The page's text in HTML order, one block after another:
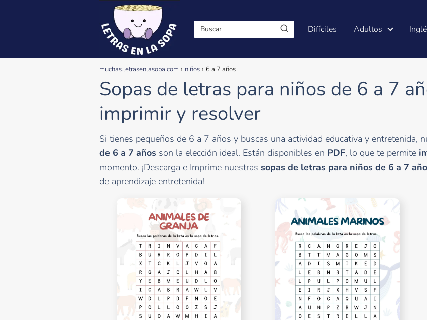
Difíciles Adultos
muchas.letrasenlasopa.com niños 6 a 7 años
Sopas de letras para niños de 6 a 7
imprimir y resolver
Si tienes pequeños de 6 a 7 años y buscas una actividad educativa y entretenida,
de 6 a 7 años son la elección ideal. Están disponibles en PDF, lo que te permite
momento. ¡Descarga e Imprime nuestras sopas de letras para niños de 6 a 7
de aprendizaje entretenida!